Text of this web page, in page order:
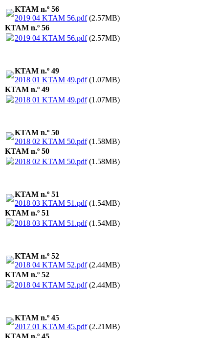
KTAM n.º 56
2019 04 KTAM 56.pdf(2.57MB)
KTAM n.º 56
2019 04 KTAM 56.pdf(2.57MB)
KTAM n.º 49
2018 01 KTAM 49.pdf(1.07MB)
KTAM n.º 49
2018 01 KTAM 49.pdf(1.07MB)
KTAM n.º 50
2018 02 KTAM 50.pdf(1.58MB)
KTAM n.º 50
2018 02 KTAM 50.pdf(1.58MB)
KTAM n.º 51
2018 03 KTAM 51.pdf(1.54MB)
KTAM n.º 51
2018 03 KTAM 51.pdf(1.54MB)
KTAM n.º 52
2018 04 KTAM 52.pdf(2.44MB)
KTAM n.º 52
2018 04 KTAM 52.pdf(2.44MB)
KTAM n.º 45
2017 01 KTAM 45.pdf(2.21MB)
KTAM n.º 45